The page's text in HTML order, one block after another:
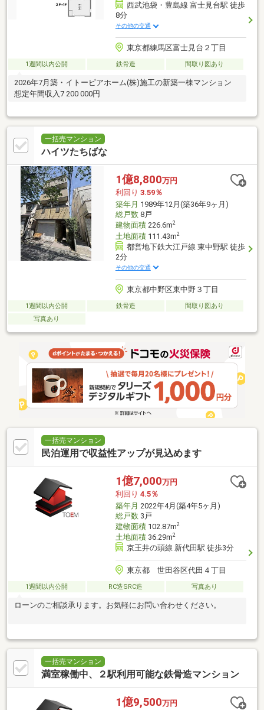
西武池袋・豊島線 富士見台駅 徒歩
8分
その他の交通
東京都練馬区富士見台２丁目
1週間以内公開 鉄骨造 間取り図あり
2026年7月築・イトーピアホーム(株)施工の新築一棟マンション
想定年間収入7 200 000円
一括売マンション
ハイツたちばな
1億8,800万円
利回り 3.59％
築年月 1989年12月(築36年9ヶ月)
総戸数8戸
建物面積226.6m2
土地面積111.43m2
都営地下鉄大江戸線 東中野駅 徒歩
2分
その他の交通
東京都中野区東中野３丁目
1週間以内公開 鉄骨造
間取り図あり
写真あり
一括売マンション
民泊運用で収益性アップが見込めます
1億7,000万円
利回り 4.5％
築年月 2022年4月(築4年5ヶ月)
総戸数3戸
建物面積102.87m2
土地面積36.29m2
京王井の頭線 新代田駅 徒歩3分
東京都 世田谷区代田４丁目
1週間以内公開 RC造SRC造 写真あり
ローンのご相談承ります。お気軽にお問い合わせください。
一括売マンション
満室稼働中、２駅利用可能な鉄骨造マンション
1億9,500万円